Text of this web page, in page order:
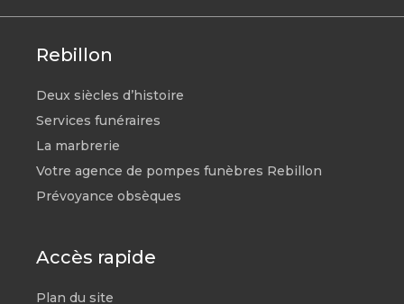
Rebillon
Deux siècles d’histoire
Services funéraires
La marbrerie
Votre agence de pompes funèbres Rebillon
Prévoyance obsèques
Accès rapide
Plan du site